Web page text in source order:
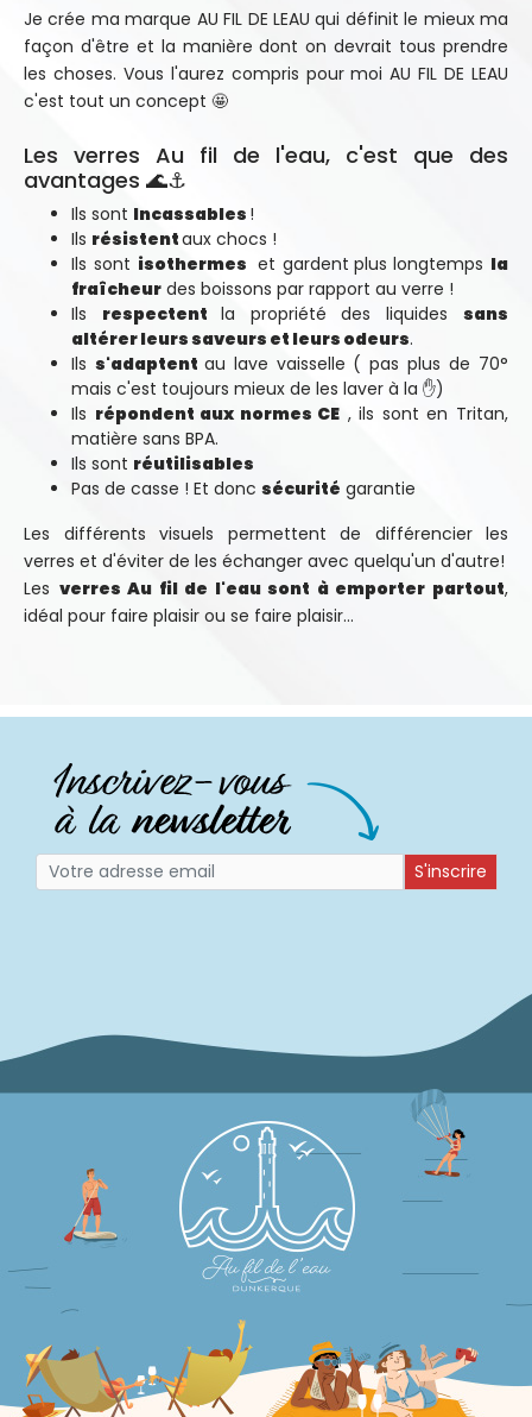
Je crée ma marque AU FIL DE LEAU qui définit le mieux ma
façon d'être et la manière dont on devrait tous prendre
les choses. Vous l'aurez compris pour moi AU FIL DE LEAU
c'est tout un concept 🤩
Les verres Au fil de l'eau, c'est que des
avantages 🌊⚓
Ils sont Incassables !
Ils résistentaux chocs !
Ils sont isothermes et gardent plus longtemps la
fraîcheur des boissons par rapport au verre !
Ils respectent la propriété des liquidessans
altérer leurs saveurs et leurs odeurs.
Ils s'adaptent au lave vaisselle ( pas plus de 70°
mais c'est toujours mieux de les laver à la ✋)
Ils répondent aux normes CE , ils sont en Tritan,
matière sans BPA.
Ils sont réutilisables
Pas de casse ! Et donc sécurité garantie
Les différents visuels permettent de différencier les
verres et d'éviter de les échanger avec quelqu'un d'autre!
Les verres Au fil de l'eau sont à emporter partout,
idéal pour faire plaisir ou se faire plaisir...
S'inscrire